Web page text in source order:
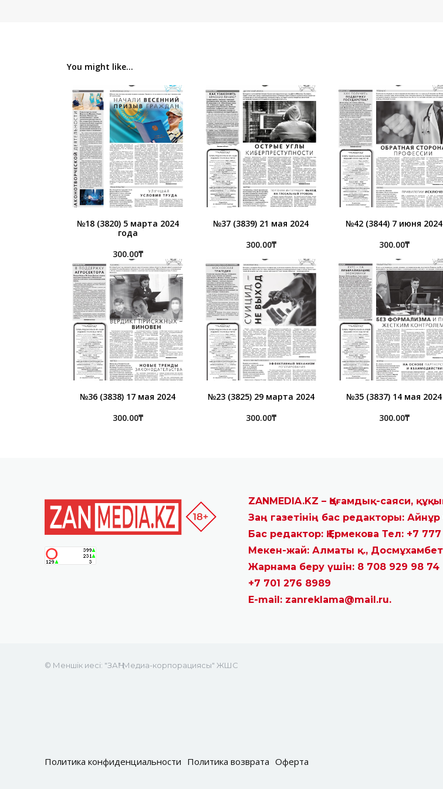
You might like...
№18 (3820) 5 марта 2024
года
300.00₸
№37 (3839) 21 мая 2024
300.00₸
№42 (3844) 7 июня 2024
300.00₸
№36 (3838) 17 мая 2024
300.00₸
№23 (3825) 29 марта 2024
300.00₸
№35 (3837) 14 мая 2024
300.00₸
ZANMEDIA.KZ – Қоғамдық-саяси,
Заң газетінің бас редакторы:
Бас редактор: Қ.Ермекова Тел: +7 777
Мекен-жай: Алматы қ.,
Жарнама беру үшін: 8 708 929 98 74
+7 701 276 8989
E-mail: zanreklama@mail.ru.
© Меншік иесі: "ЗАҢ" Медиа-корпорациясы" ЖШС
Политика конфиденциальности Политика возврата Оферта